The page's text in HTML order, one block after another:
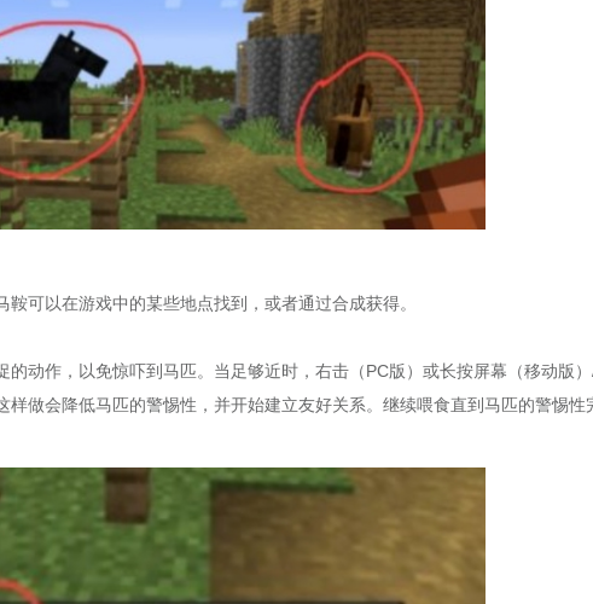
可以在游戏中的某些地点找到，或者通过合成获得。
动作，以免惊吓到马匹。当足够近时，右击（PC版）或长按屏幕（移动版
做会降低马匹的警惕性，并开始建立友好关系。继续喂食直到马匹的警惕性